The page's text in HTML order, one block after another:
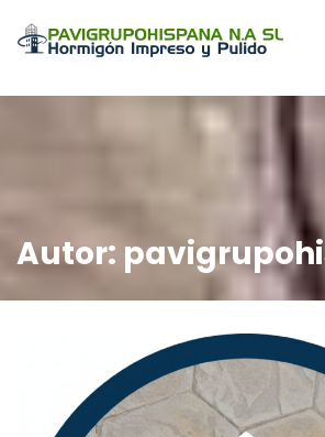
Autor: